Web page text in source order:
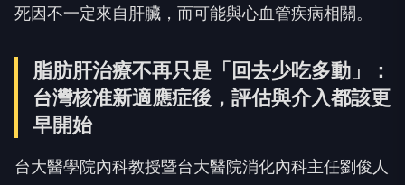
死因不一定來自肝臟，而可能與心血管疾病相關。
脂肪肝治療不再只是「回去少吃多動」：
台灣核准新適應症後，評估與介入都該更
早開始
台大醫學院內科教授暨台大醫院消化內科主任劉俊人